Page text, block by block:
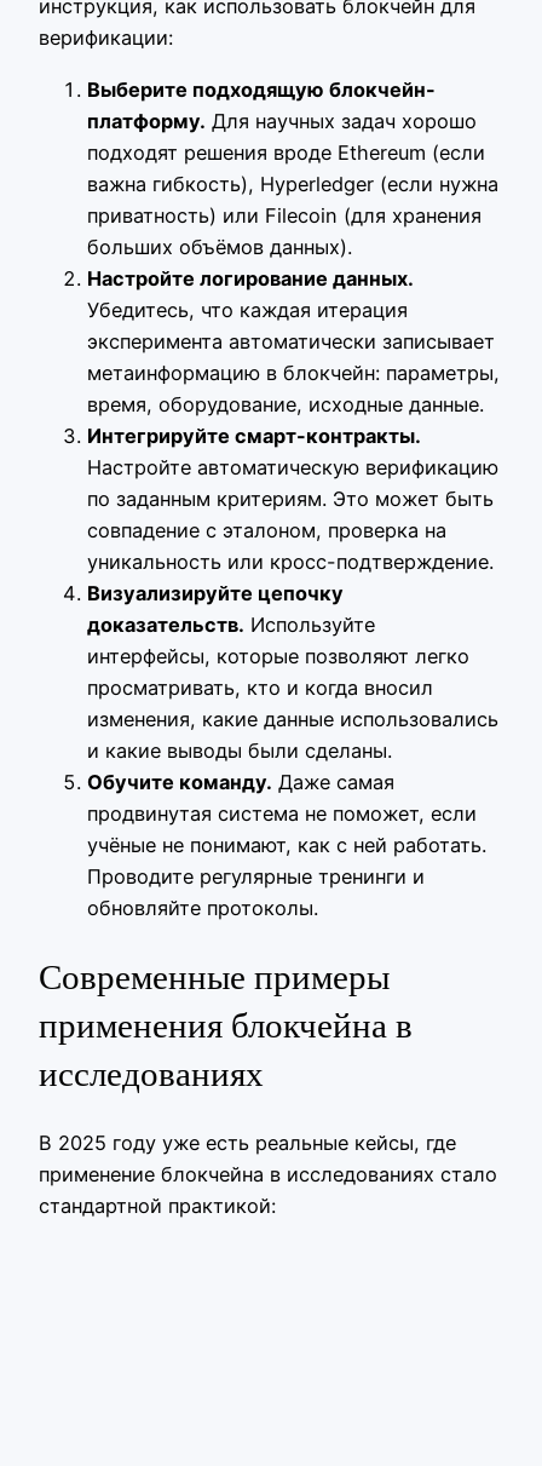
инструкция, как использовать блокчейн для
верификации:
Выберите подходящую блокчейн-
платформу. Для научных задач хорошо
подходят решения вроде Ethereum (если
важна гибкость), Hyperledger (если нужна
приватность) или Filecoin (для хранения
больших объёмов данных).
Настройте логирование данных.
Убедитесь, что каждая итерация
эксперимента автоматически записывает
метаинформацию в блокчейн: параметры,
время, оборудование, исходные данные.
Интегрируйте смарт-контракты.
Настройте автоматическую верификацию
по заданным критериям. Это может быть
совпадение с эталоном, проверка на
уникальность или кросс-подтверждение.
Визуализируйте цепочку
доказательств. Используйте
интерфейсы, которые позволяют легко
просматривать, кто и когда вносил
изменения, какие данные использовались
и какие выводы были сделаны.
Обучите команду. Даже самая
продвинутая система не поможет, если
учёные не понимают, как с ней работать.
Проводите регулярные тренинги и
обновляйте протоколы.
Современные примеры
применения блокчейна в
исследованиях
В 2025 году уже есть реальные кейсы, где
применение блокчейна в исследованиях стало
стандартной практикой: